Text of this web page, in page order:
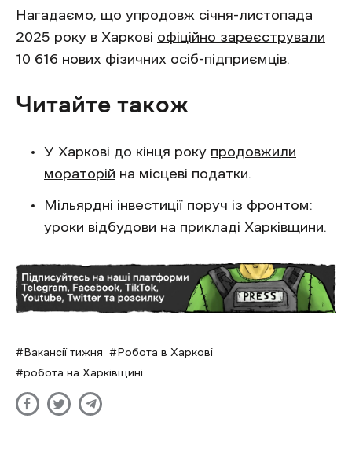
Нагадаємо, що упродовж січня-листопада
2025 року в Харкові офіційно зареєстрували
10 616 нових фізичних осіб-підприємців.
Читайте також
У Харкові до кінця року продовжили
мораторій на місцеві податки.
Мільярдні інвестиції поруч із фронтом:
уроки відбудови на прикладі Харківщини.
Вакансії тижня
Робота в Харкові
робота на Харківщині